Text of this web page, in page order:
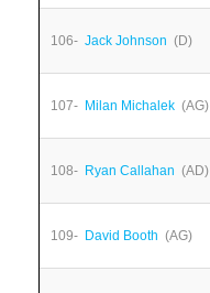
106- Jack Johnson (D)
107- Milan Michalek (AG)
108- Ryan Callahan (AD)
109- David Booth (AG)